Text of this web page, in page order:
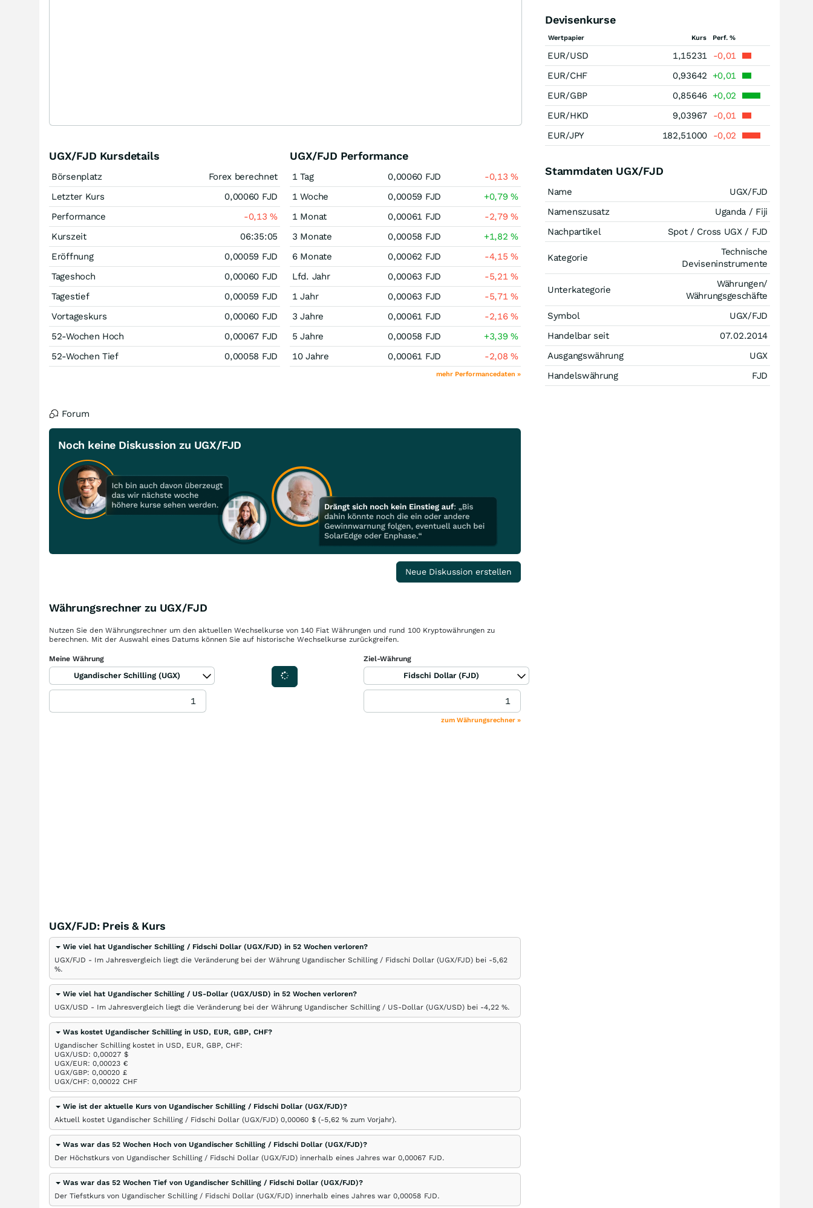
UGX/FJD Kursdetails
Börsenplatz
Forex berechnet
Letzter Kurs
0,00060 FJD
Performance
-0,13%
Kurszeit
06:35:05
Eröffnung
0,00059 FJD
Tageshoch
0,00060 FJD
Tagestief
0,00059 FJD
Vortageskurs
0,00060 FJD
52-Wochen Hoch
0,00067 FJD
52-Wochen Tief
0,00058 FJD
UGX/FJD Performance
1 Tag 0,00060 FJD -0,13%
1 Woche
0,00059 FJD +0,79%
1 Monat
0,00061 FJD -2,79%
3 Monate
0,00058 FJD +1,82%
6 Monate
0,00062 FJD -4,15%
Lfd. Jahr
0,00063 FJD -5,21%
1 Jahr
0,00063 FJD -5,71%
3 Jahre
0,00061 FJD -2,16%
5 Jahre
0,00058 FJD +3,39%
10 Jahre
0,00061 FJD -2,08%
mehr Performancedaten »
Forum
Noch keine Diskussion zu UGX/FJD
Neue Diskussion erstellen
Währungsrechner zu UGX/FJD
Nutzen Sie den Währungsrechner um den aktuellen Wechselkurse von 140 Fiat Währungen und rund 100 Kryptowährungen zu
berechnen. Mit der Auswahl eines Datums können Sie auf historische Wechselkurse zurückgreifen.
Meine Währung
Ugandischer Schilling (UGX)
Ziel-Währung
Fidschi Dollar (FJD)
zum Währungsrechner »
UGX/FJD: Preis & Kurs
Wie viel hat Ugandischer Schilling / Fidschi Dollar (UGX/FJD) in 52 Wochen verloren?
UGX/FJD - Im Jahresvergleich liegt die Veränderung bei der Währung Ugandischer Schilling / Fidschi Dollar (UGX/FJD) bei -5,62
%.
Wie viel hat Ugandischer Schilling / US-Dollar (UGX/USD) in 52 Wochen verloren?
UGX/USD - Im Jahresvergleich liegt die Veränderung bei der Währung Ugandischer Schilling / US-Dollar (UGX/USD) bei -4,22 %.
Was kostet Ugandischer Schilling in USD, EUR, GBP, CHF?
Ugandischer Schilling kostet in USD, EUR, GBP, CHF:
UGX/USD: 0,00027 $
UGX/EUR: 0,00023 €
UGX/GBP: 0,00020 £
UGX/CHF: 0,00022 CHF
Wie ist der aktuelle Kurs von Ugandischer Schilling / Fidschi Dollar (UGX/FJD)?
Aktuell kostet Ugandischer Schilling / Fidschi Dollar (UGX/FJD) 0,00060 $ (-5,62 % zum Vorjahr).
Was war das 52 Wochen Hoch von Ugandischer Schilling / Fidschi Dollar (UGX/FJD)?
Der Höchstkurs von Ugandischer Schilling / Fidschi Dollar (UGX/FJD) innerhalb eines Jahres war 0,00067 FJD.
Was war das 52 Wochen Tief von Ugandischer Schilling / Fidschi Dollar (UGX/FJD)?
Der Tiefstkurs von Ugandischer Schilling / Fidschi Dollar (UGX/FJD) innerhalb eines Jahres war 0,00058 FJD.
Devisenkurse
Wertpapier Kurs Perf. %
EUR/USD 1,15231
-0,01
EUR/CHF
0,93642
+0,01
EUR/GBP
0,85646 +0,02
EUR/HKD
9,03967
-0,01
EUR/JPY
182,51000 -0,02
Stammdaten UGX/FJD
Name
UGX/FJD
Namenszusatz
Uganda / Fiji
Nachpartikel
Spot / Cross UGX / FJD
Kategorie
Technische
Deviseninstrumente
Unterkategorie
Währungen/
Währungsgeschäfte
Symbol
UGX/FJD
Handelbar seit
07.02.2014
Ausgangswährung
UGX
Handelswährung
FJD